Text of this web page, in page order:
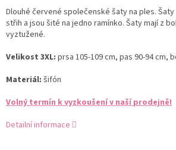
Dlouhé červené společenské šaty na ples.
střih a jsou šité na jedno ramínko. Šaty mají z
vyztužené.
Velikost 3XL: prsa 105-109 cm, pas 90-94 cm,
Materiál: šifón
Volný termín k vyzkoušení v naší prodejně!
Detailní informace